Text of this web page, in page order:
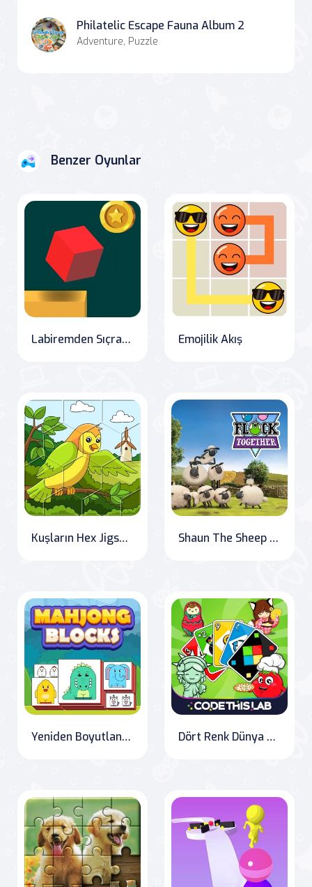
Philatelic Escape Fauna Album 2
Adventure, Puzzle
Benzer Oyunlar
Labiremden Sıçrama Emojilik Akış
Kuşların Hex Jigsaw'a Gözü Kapalı Çözümü Shaun The Sheep Sürü Ol
Yeniden Boyutlandır Mahjong Dört Renk Dünya Turu Çoklu Oyuncu